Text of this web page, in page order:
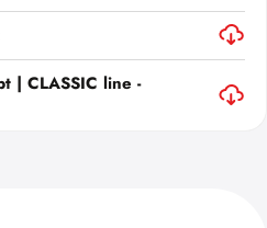
| CLASSIC line -